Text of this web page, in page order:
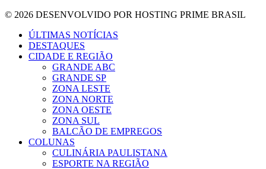
© 2026 DESENVOLVIDO POR HOSTING PRIME BRASIL
ÚLTIMAS NOTÍCIAS
DESTAQUES
CIDADE E REGIÃO
GRANDE ABC
GRANDE SP
ZONA LESTE
ZONA NORTE
ZONA OESTE
ZONA SUL
BALCÃO DE EMPREGOS
COLUNAS
CULINÁRIA PAULISTANA
ESPORTE NA REGIÃO